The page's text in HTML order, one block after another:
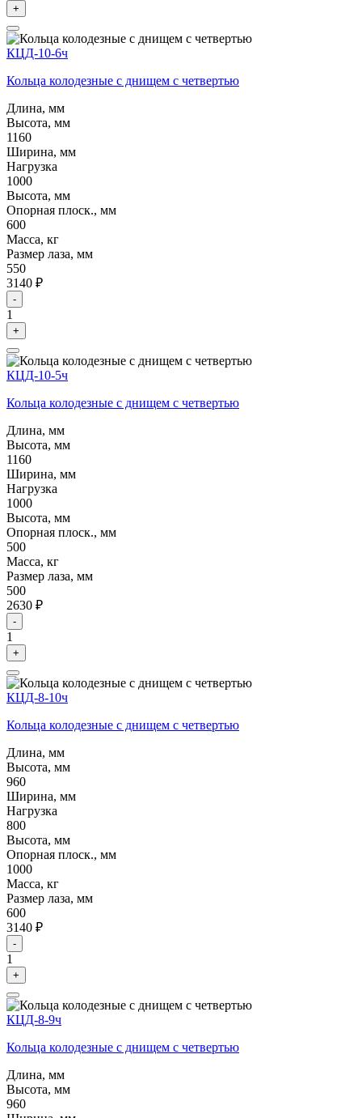
+
КЦД-10-6ч
Кольца колодезные с днищем с четвертью
Длина, мм
Высота, мм
1160
Ширина, мм
Нагрузка
1000
Высота, мм
Опорная плоск., мм
600
Масса, кг
Размер лаза, мм
550
3140 ₽
-
1
+
КЦД-10-5ч
Кольца колодезные с днищем с четвертью
Длина, мм
Высота, мм
1160
Ширина, мм
Нагрузка
1000
Высота, мм
Опорная плоск., мм
500
Масса, кг
Размер лаза, мм
500
2630 ₽
-
1
+
КЦД-8-10ч
Кольца колодезные с днищем с четвертью
Длина, мм
Высота, мм
960
Ширина, мм
Нагрузка
800
Высота, мм
Опорная плоск., мм
1000
Масса, кг
Размер лаза, мм
600
3140 ₽
-
1
+
КЦД-8-9ч
Кольца колодезные с днищем с четвертью
Длина, мм
Высота, мм
960